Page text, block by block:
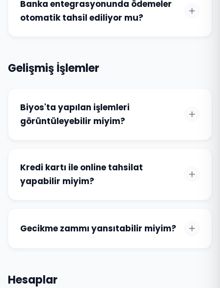
Banka entegrasyonunda ödemeler
otomatik tahsil ediliyor mu?
Gelişmiş İşlemler
Biyos'ta yapılan işlemleri
görüntüleyebilir miyim?
Kredi kartı ile online tahsilat
yapabilir miyim?
Gecikme zammı yansıtabilir miyim?
Hesaplar